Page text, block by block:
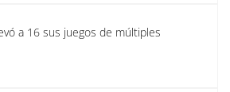
a 16 sus juegos de múltiples